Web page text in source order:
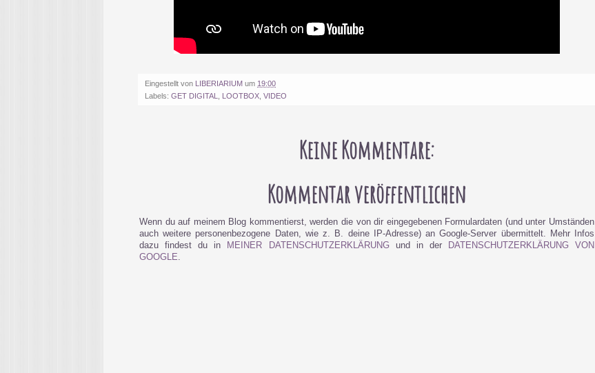
Eingestellt von LIBERIARIUM um 19:00
Labels: GET DIGITAL LOOTBOX VIDEO
Keine Kommentare:
Kommentar veröffentlichen
Wenn du auf meinem Blog kommentierst, werden die von dir eingegebenen Formulardaten (und unter Umständen
auch weitere personenbezogene Daten, wie z. B. deine IP-Adresse) an Google-Server übermittelt. Mehr Infos
dazu findest du in
MEINER DATENSCHUTZERKLÄRUNG und in der
DATENSCHUTZERKLÄRUNG VON
GOOGLE.